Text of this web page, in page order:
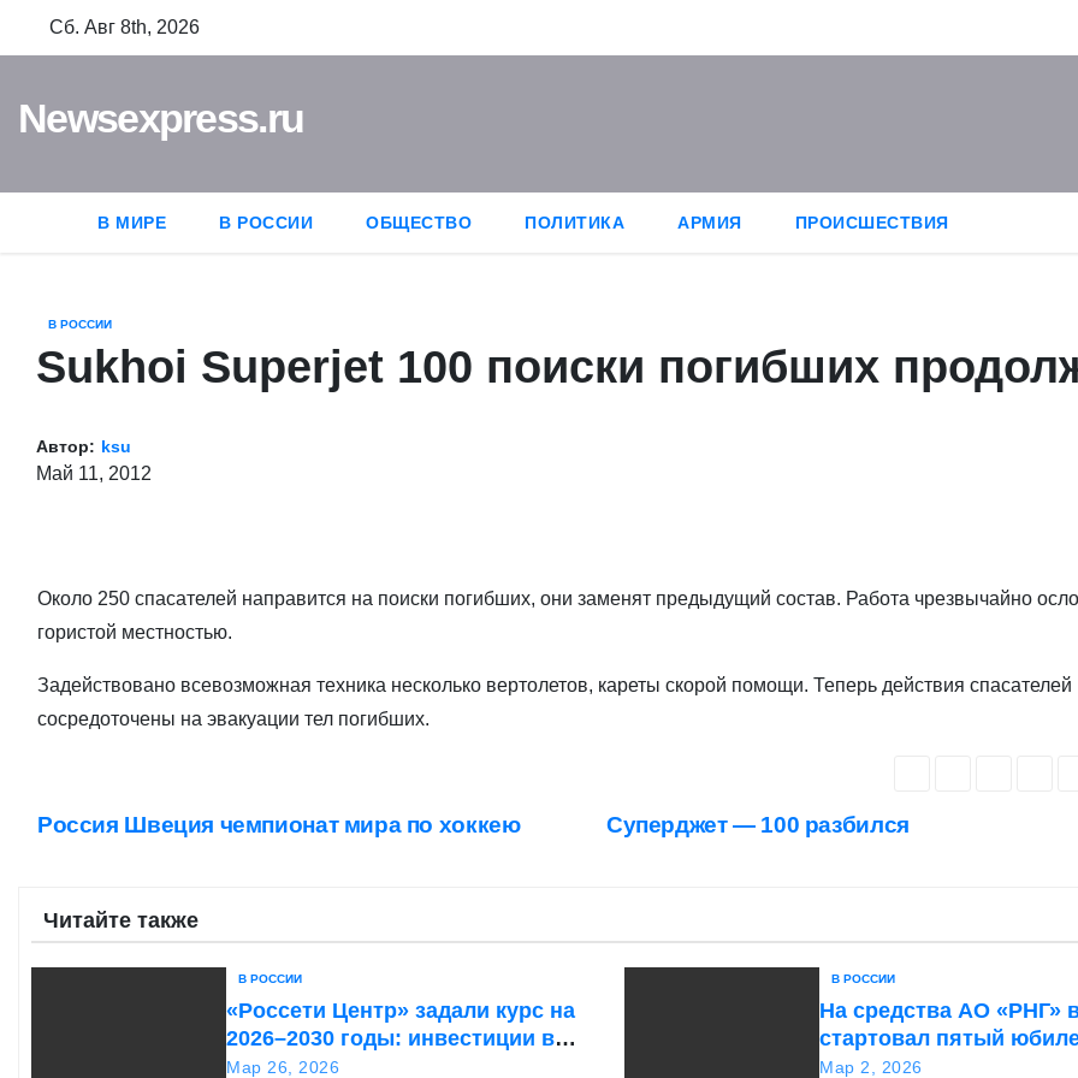
Сб. Авг 8th, 2026
Newsexpress.ru
В МИРЕ В РОССИИ ОБЩЕСТВО ПОЛИТИКА АРМИЯ ПРОИСШЕСТВИЯ
В РОССИИ
Sukhoi Superjet 100 поиски погибших
Автор: ksu
Май 11, 2012
Около 250 спасателей направится на поиски погибших, они заменят предыдущий состав. Работа чрезвычайно
гористой местностью.
Задействовано всевозможная техника несколько вертолетов, кареты скорой помощи. Теперь действия спасателей
сосредоточены на эвакуации тел погибших.
Н
в
Суперджет — 100 разбился
Россия Швеция чемпионат мира по хоккею
Читайте также
В РОССИИ
«Россети Центр» задали курс на
2026–2030 годы: инвестиции в
надежность и сбалансированная
Мар 26, 2026
В РОССИИ
На средства АО «РНГ»
стартовал пятый
конкурс в сфере
Мар 2, 2026